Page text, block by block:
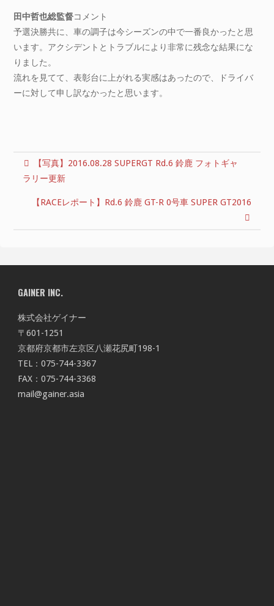
田中哲也総監督コメント
予選決勝共に、車の調子は今シーズンの中で一番良かったと思
います。アクシデントとトラブルにより非常に残念な結果にな
りました。
流れを見てて、表彰台に上がれる実感はあったので、ドライバ
ーに対して申し訳なかったと思います。
【写真】2016.08.28 SUPERGT Rd.6 鈴鹿 フォトギャ
ラリー更新
【RACEレポート】Rd.6 鈴鹿 GT-R 0号車 SUPER GT2016
GAINER INC.
株式会社ゲイナー
〒601-1251
京都府京都市左京区八瀬花尻町198-1
TEL：075-744-3367
FAX：075-744-3368
mail@gainer.asia